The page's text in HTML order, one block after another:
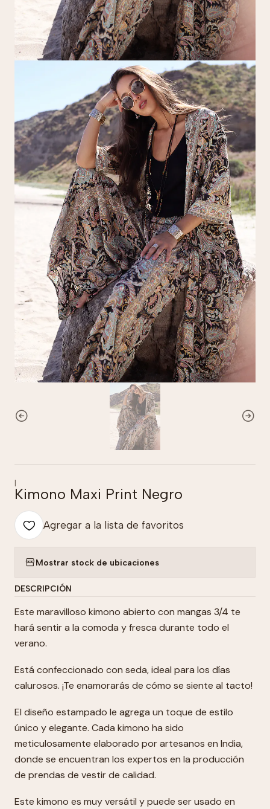
|
Kimono Maxi Print Negro
Agregar a la lista de favoritos
Mostrar stock de ubicaciones
DESCRIPCIÓN
Este maravilloso kimono abierto con mangas 3/4 te
hará sentir a la comoda y fresca durante todo el
verano.
Está confeccionado con seda, ideal para los días
calurosos. ¡Te enamorarás de cómo se siente al tacto!
El diseño estampado le agrega un toque de estilo
único y elegante. Cada kimono ha sido
meticulosamente elaborado por artesanos en India,
donde se encuentran los expertos en la producción
de prendas de vestir de calidad.
Este kimono es muy versátil y puede ser usado en